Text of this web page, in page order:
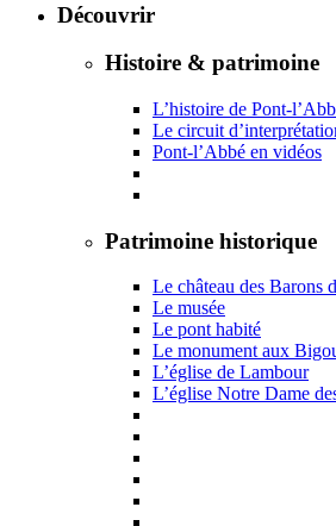
Découvrir
Histoire & patrimoine
L’histoire de Pont-
Le circuit
Pont-l’Abbé en vidéos
Patrimoine historique
Le château des Barons
Le musée
Le pont habité
Le monument aux
L’église de Lambour
L’église Notre Dame